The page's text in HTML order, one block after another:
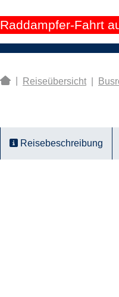
Raddampfer-Fahrt
Reiseübersicht
Reisebeschreibung